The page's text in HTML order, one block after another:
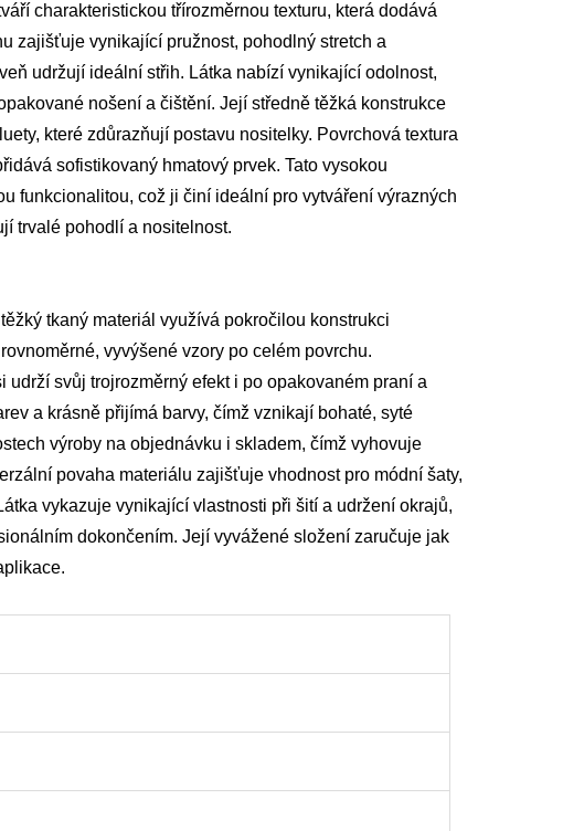
charakteristickou třírozměrnou texturu, která dodává
zajišťuje vynikající pružnost, pohodlný stretch a
udržují ideální střih. Látka nabízí vynikající odolnost,
nošení a čištění. Její středně těžká konstrukce
které zdůrazňují postavu nositelky. Povrchová textura
sofistikovaný hmatový prvek. Tato vysokou
funkcionalitou, což ji činí ideální pro vytváření výrazných
trvalé pohodlí a nositelnost.
tkaný materiál využívá pokročilou konstrukci
vyvýšené vzory po celém povrchu.
svůj trojrozměrný efekt i po opakovaném praní a
a krásně přijímá barvy, čímž vznikají bohaté, syté
výroby na objednávku i skladem, čímž vyhovuje
povaha materiálu zajišťuje vhodnost pro módní šaty,
vykazuje vynikající vlastnosti při šití a udržení okrajů,
dokončením. Její vyvážené složení zaručuje jak